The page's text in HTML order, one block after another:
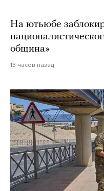
На ютьюбе
община»
13 часов назад